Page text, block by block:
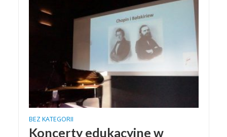
BEZ KATEGORII
Koncerty edukacyjne w